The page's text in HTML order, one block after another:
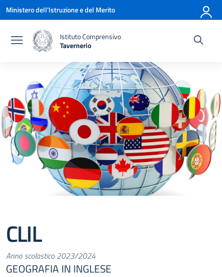
Vai ai contenuti
Vai al menu di navigazione
Vai al footer
Ministero dell'Istruzione e del Merito
Istituto Comprensivo
Tavernerio
CLIL
Anno scolastico 2023/2024
GEOGRAFIA IN INGLESE